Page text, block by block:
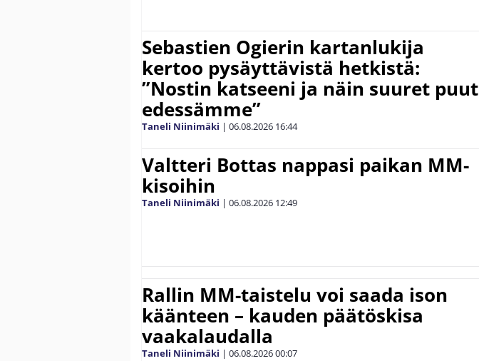
Sebastien Ogierin kartanlukija
kertoo pysäyttävistä hetkistä:
”Nostin katseeni ja näin suuret puut
edessämme”
Taneli Niinimäki | 06.08.2026 16:44
Valtteri Bottas nappasi paikan MM-
kisoihin
Taneli Niinimäki | 06.08.2026 12:49
Rallin MM-taistelu voi saada ison
käänteen – kauden päätöskisa
vaakalaudalla
Taneli Niinimäki | 06.08.202600:07